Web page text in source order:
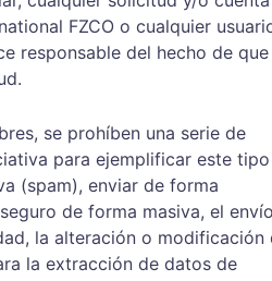
FZCO o cualquier
responsable del hecho de que
se prohíben una serie de
para ejemplificar este
(spam), enviar de forma
de forma masiva, el
la alteración o modificación
la extracción de datos de